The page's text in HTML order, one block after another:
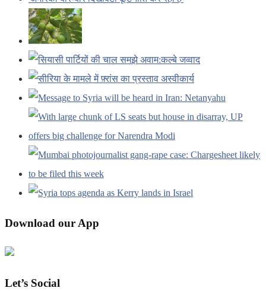
Download our App
Let’s Social